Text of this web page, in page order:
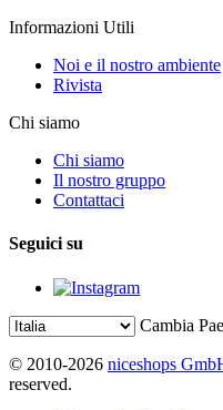
Informazioni Utili
Noi e il nostro ambiente
Rivista
Chi siamo
Chi siamo
Il nostro gruppo
Contattaci
Seguici su
Cambia
© 2010-2026 niceshops
reserved.